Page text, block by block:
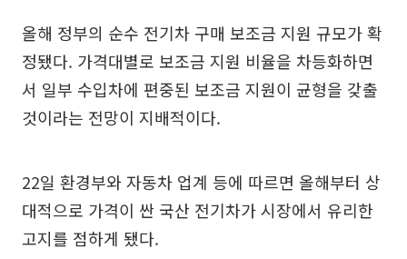
올해 정부의 순수 전기차 구매 보조금 지원 규모가 확
정됐다. 가격대별로 보조금 지원 비율을 차등화하면
서 일부 수입차에 편중된 보조금 지원이 균형을 갖출
것이라는 전망이 지배적이다.
22일 환경부와 자동차 업계 등에 따르면 올해부터 상
대적으로 가격이 싼 국산 전기차가 시장에서 유리한
고지를 점하게 됐다.